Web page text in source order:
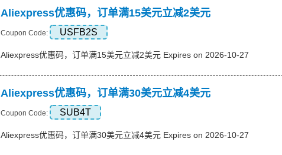
Aliexpress优惠码，订单满15美元立减2美元
Coupon Code: USFB2S
Aliexpress优惠码，订单满15美元立减2美元 Expires on 2026-10-27
Aliexpress优惠码，订单满30美元立减4美元
Coupon Code: SUB4T
Aliexpress优惠码，订单满30美元立减4美元 Expires on 2026-10-27